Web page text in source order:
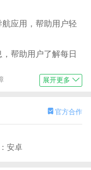
应用，帮助用户轻
帮助用户了解每日
以深入学习关于宇
位置提供个性化的
段的用户使用。
展开更多
官方合作
安卓